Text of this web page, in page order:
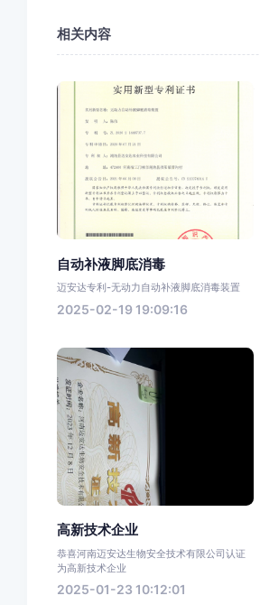
相关内容
自动补液脚底消毒
迈安达专利-无动力自动补液脚底消毒装置
2025-02-19 19:09:16
高新技术企业
恭喜河南迈安达生物安全技术有限公司认证
为高新技术企业
2025-01-23 10:12:01